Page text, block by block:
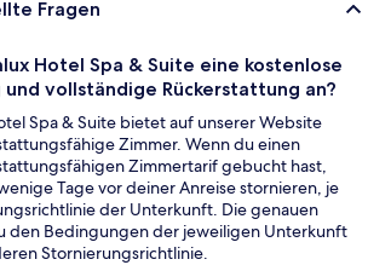
Fragen
Hotel Spa & Suite eine kostenlose
vollständige Rückerstattung an?
Spa & Suite bietet auf unserer Website
Zimmer. Wenn du einen
Zimmertarif gebucht hast,
Tage vor deiner Anreise stornieren, je
der Unterkunft. Die genauen
den Bedingungen der jeweiligen Unterkunft
Stornierungsrichtlinie.